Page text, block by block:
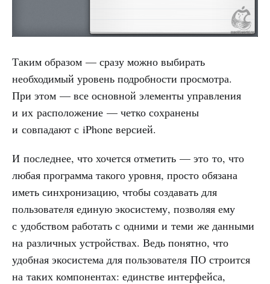
Таким образом — сразу можно выбирать
необходимый уровень подробности просмотра.
При этом — все основной элементы управления
и их расположение — четко сохранены
и совпадают с iPhone версией.
И последнее, что хочется отметить — это то, что
любая программа такого уровня, просто обязана
иметь синхронизацию, чтобы создавать для
пользователя единую экосистему, позволяя ему
с удобством работать с одними и теми же данными
на различных устройствах. Ведь понятно, что
удобная экосистема для пользователя ПО строится
на таких компонентах: единстве интерфейса,